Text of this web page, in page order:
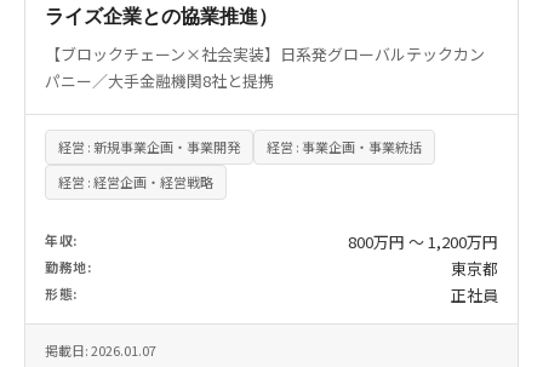
ライズ企業との協業推進）
【ブロックチェーン×社会実装】日系発グローバルテックカン
パニー／大手金融機関8社と提携
経営 : 新規事業企画・事業開発
経営 : 事業企画・事業統括
経営 : 経営企画・経営戦略
年収: 800万円 〜 1,200万円
勤務地: 東京都
形態: 正社員
掲載日: 2026.01.07